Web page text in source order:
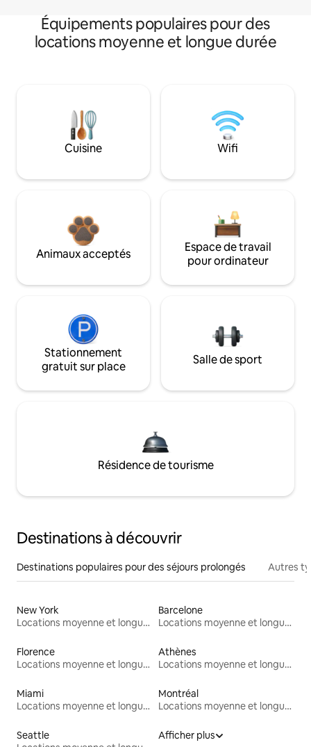
Équipements populaires pour des
locations moyenne et longue durée
Cuisine Wifi
Animaux acceptés
Espace de travail
pour ordinateur
Stationnement
gratuit sur place
Salle de sport
Résidence de tourisme
Destinations à découvrir
Destinations populaires pour des séjours prolongés Autres
New York
Locations moyenne et longue durée
Barcelone
Locations moyenne et longue durée
Florence
Locations moyenne et longue durée
Athènes
Locations moyenne et longue durée
Miami
Locations moyenne et longue durée
Montréal
Locations moyenne et longue durée
Seattle
Afficher plus